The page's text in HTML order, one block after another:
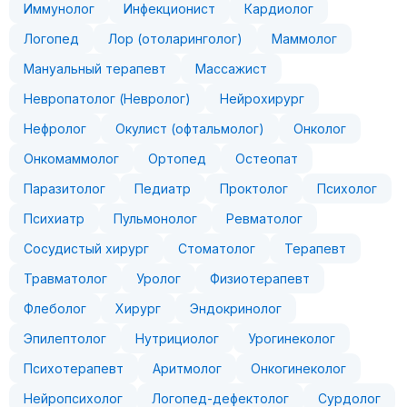
Иммунолог
Инфекционист
Кардиолог
Логопед
Лор (отоларинголог)
Маммолог
Мануальный терапевт
Массажист
Невропатолог (Невролог)
Нейрохирург
Нефролог
Окулист (офтальмолог)
Онколог
Онкомаммолог
Ортопед
Остеопат
Паразитолог
Педиатр Проктолог
Психолог
Психиатр
Пульмонолог
Ревматолог
Сосудистый хирург
Стоматолог
Терапевт
Травматолог
Уролог
Физиотерапевт
Флеболог
Хирург
Эндокринолог
Эпилептолог
Нутрициолог
Урогинеколог
Психотерапевт
Аритмолог
Онкогинеколог
Нейропсихолог
Логопед-дефектолог
Сурдолог